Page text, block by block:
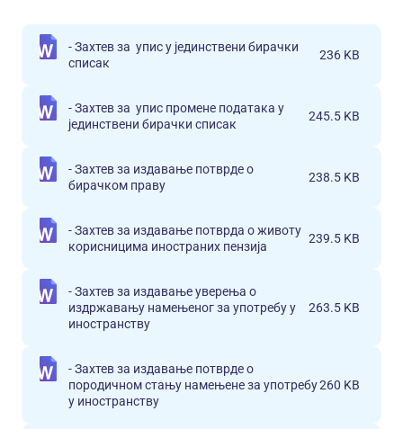
- Захтев за упис у јединствени бирачки
списак
236 KB
- Захтев за упис промене података у
јединствени бирачки списак
245.5 KB
- Захтев за издавање потврде о
бирачком праву
238.5 KB
- Захтев за издавање потврда о животу
корисницима иностраних пензија
239.5 KB
- Захтев за издавање уверења о
издржавању намењеног за употребу у
иностранству
263.5 KB
- Захтев за издавање потврде о
породичном стању намењене за употребу
у иностранству
260 KB